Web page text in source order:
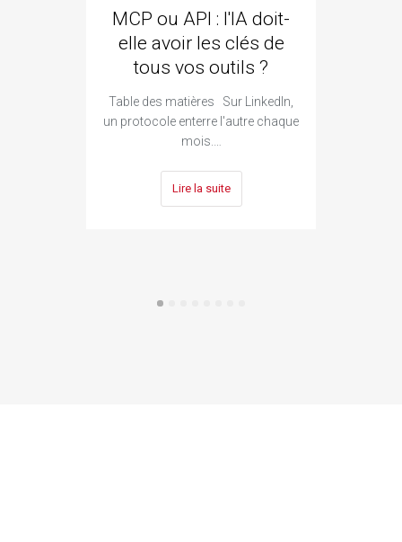
MCP ou API : l'IA doit-
elle avoir les clés de
tous vos outils ?
Table des matières Sur LinkedIn,
un protocole enterre l'autre chaque
mois.…
Lire la suite